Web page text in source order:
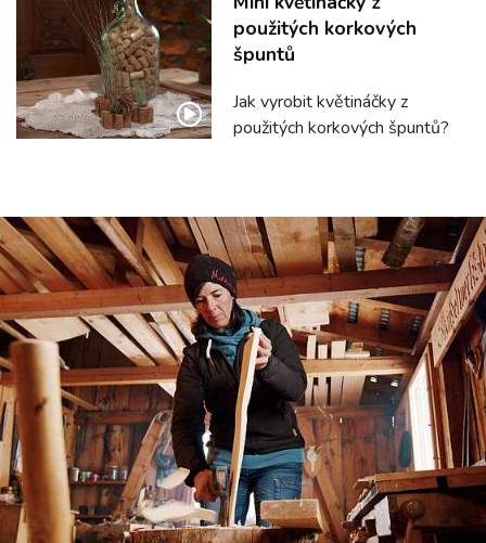
použitých korkových
špuntů
Jak vyrobit květináčky z
použitých korkových špuntů?